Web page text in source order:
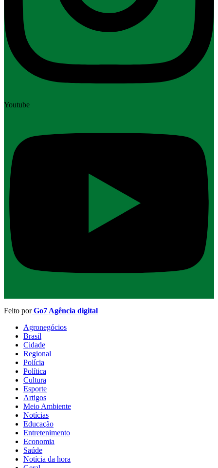
Youtube
Feito porGo7 Agência digital
Agronegócios
Brasil
Cidade
Regional
Polícia
Política
Cultura
Esporte
Artigos
Meio Ambiente
Notícias
Educação
Entretenimento
Economia
Saúde
Notícia da hora